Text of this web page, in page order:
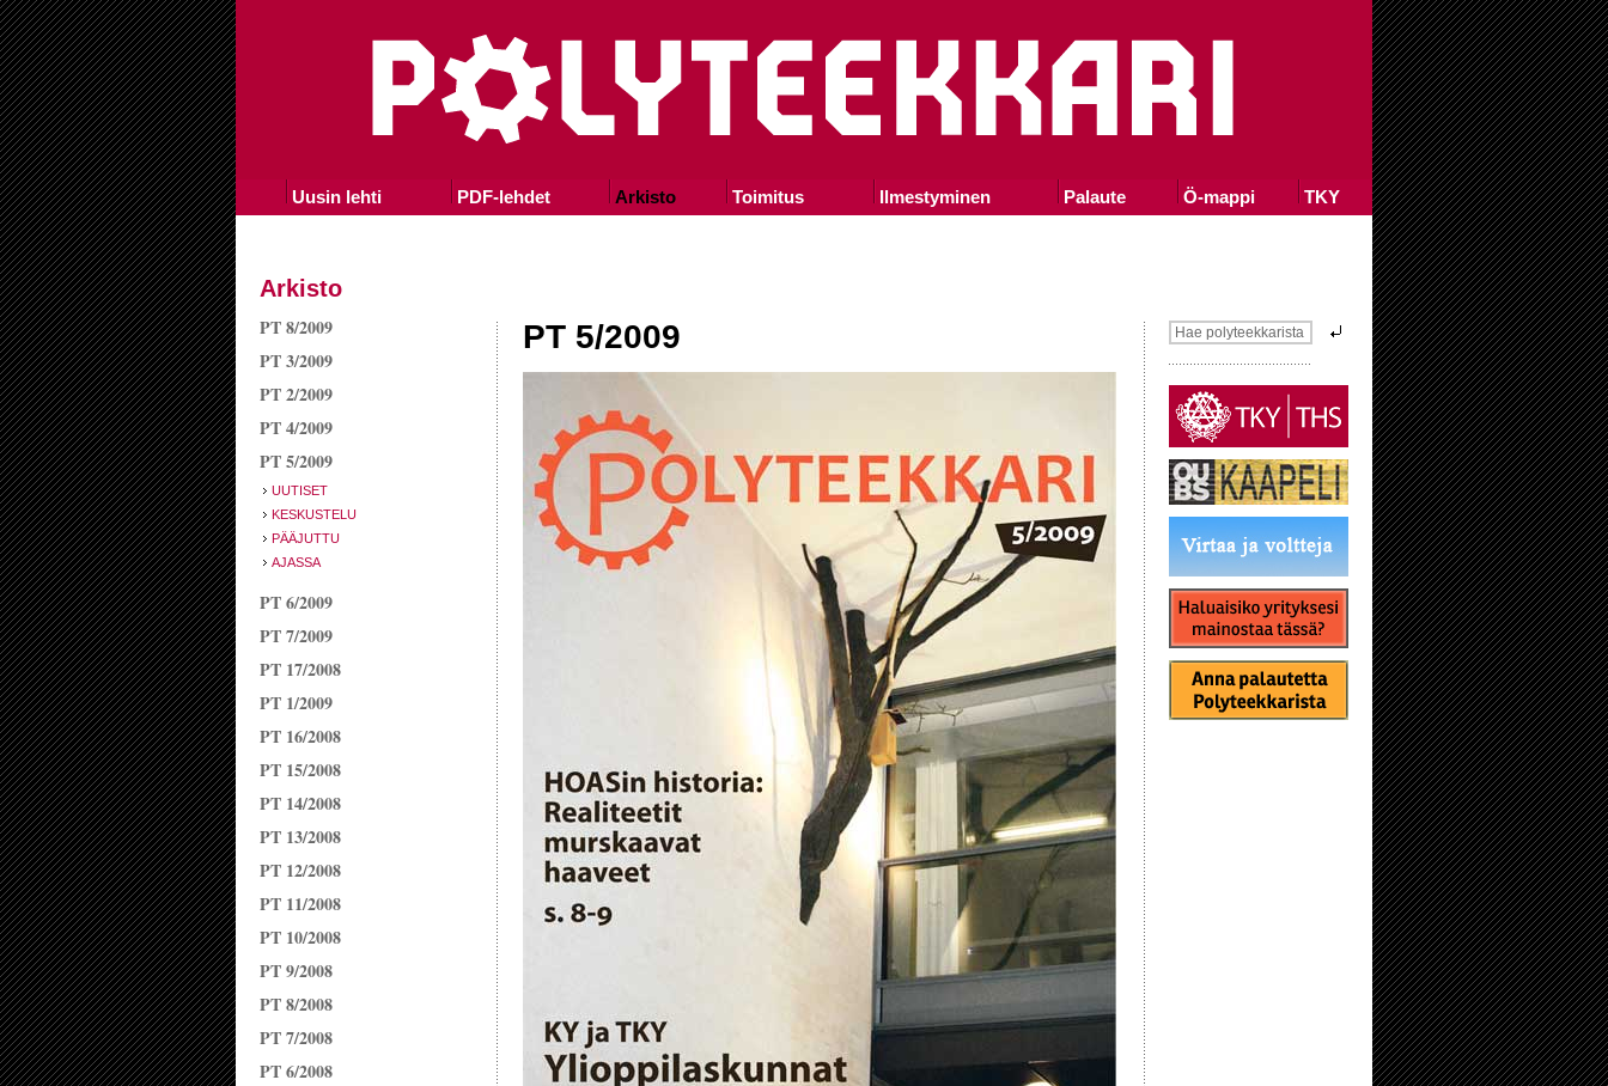
Uusin lehti PDF-lehdet Arkisto Toimitus Ilmestyminen Palaute Ö-mappi TKY
Arkisto
PT 8/2009
PT 3/2009
PT 2/2009
PT 4/2009
PT 5/2009
UUTISET
KESKUSTELU
PÄÄJUTTU
AJASSA
PT 6/2009
PT 7/2009
PT 17/2008
PT 1/2009
PT 16/2008
PT 15/2008
PT 14/2008
PT 13/2008
PT 12/2008
PT 11/2008
PT 10/2008
PT 9/2008
PT 8/2008
PT 7/2008
PT 6/2008
PT 5/2009